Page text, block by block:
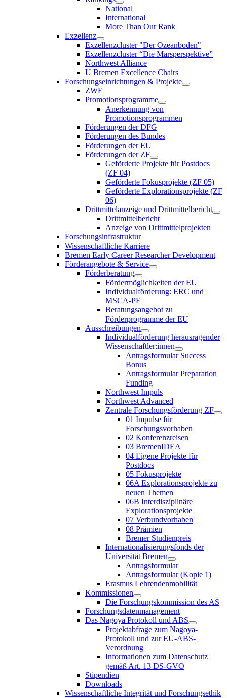
National
International
More Than Our Rank
Exzellenz
Exzellenzcluster "Der Ozeanboden"
Exzellenzcluster “Die Marsperspektive”
Northwest Alliance
U Bremen Excellence Chairs
Forschungseinrichtungen & Projekte
ZWE
Promotionsprogramme
Anerkennung von
Promotionsprogrammen
Förderungen der DFG
Förderungen des Bundes
Förderungen der EU
Förderungen der ZF
Geförderte Projekte für Postdocs
(ZF 04)
Geförderte Fokusprojekte (ZF 05)
Geförderte Explorationsprojekte (ZF
06)
Drittmittelanzeige und Drittmittelbericht
Drittmittelbericht
Anzeige von Drittmittelprojekten
Forschungsinfrastruktur
Wissenschaftliche Karriere
Bremen Early Career Researcher Development
Förderangebote & Service
Förderberatung
Fördermöglichkeiten der EU
Individualförderung: ERC und
MSCA-PF
Beratungsangebot zu
Förderprogramme der EU
Ausschreibungen
Individualförderung herausragender
Wissenschaftler:innen
Antragsformular Success
Bonus
Antragsformular Preparation
Funding
Northwest Impuls
Northwest Advanced
Zentrale Forschungsförderung ZF
01 Impulse für
Forschungsvorhaben
02 Konferenzreisen
03 BremenIDEA
04 Eigene Projekte für
Postdocs
05 Fokusprojekte
06A Explorationsprojekte zu
neuen Themen
06B Interdisziplinäre
Explorationsprojekte
07 Verbundvorhaben
08 Prämien
Bremer Studienpreis
Internationalisierungsfonds der
Universität Bremen
Antragsformular
Antragsformular (Kopie 1)
Erasmus Lehrendenmobilität
Kommissionen
Die Forschungskommission des AS
Forschungsdatenmanagement
Das Nagoya Protokoll und ABS
Projektabfrage zum Nagoya-
Protokoll und zur EU-ABS-
Verordnung
Informationen zum Datenschutz
gemäß Art. 13 DS-GVO
Stipendien
Downloads
Wissenschaftliche Integrität und Forschungsethik